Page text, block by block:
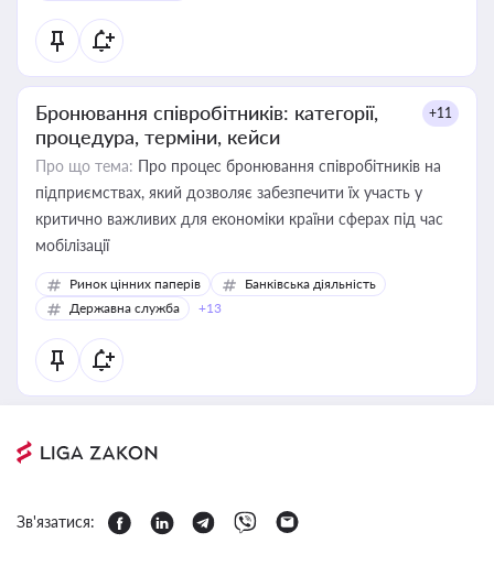
Бронювання співробітників: категорії,
процедура, терміни, кейси
+11
Про що тема: Про процес бронювання співробітників на
підприємствах, який дозволяє забезпечити їх участь у
критично важливих для економіки країни сферах під час
мобілізації
Ринок цінних паперів
Банківська діяльність
Державна служба
+13
Зв'язатися: